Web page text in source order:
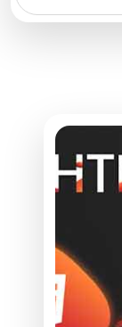
14.[ Arabic Tutorial Create Template 2 ] 14 -
15.[ Arabic Tutorial Create Template 2 ] 15 -